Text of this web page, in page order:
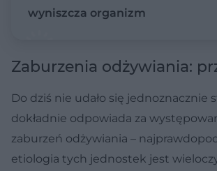
wyniszcza organizm
Zaburzenia odżywiania:
Do dziś nie udało się jednoznacznie
dokładnie odpowiada za
zaburzeń odżywiania –
etiologia tych jednostek jest